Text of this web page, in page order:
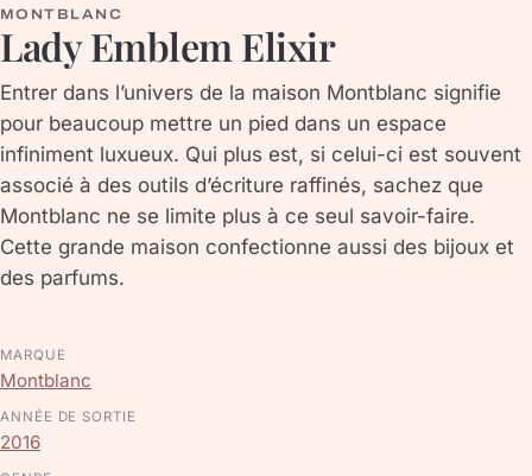
MONTBLANC
Lady Emblem Elixir
Entrer dans l’univers de la maison Montblanc signifie
pour beaucoup mettre un pied dans un espace
infiniment luxueux. Qui plus est, si celui-ci est souvent
associé à des outils d’écriture raffinés, sachez que
Montblanc ne se limite plus à ce seul savoir-faire.
Cette grande maison confectionne aussi des bijoux et
des parfums.
MARQUE
Montblanc
ANNÉE DE SORTIE
2016